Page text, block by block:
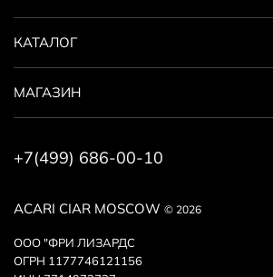
ACARI CIAR MOSCOW © 2026
ООО "ФРИ ЛИЗАРДС
ОГРН 1177746121156
КАТАЛОГ
МАГАЗИН
+7(499) 686-00-10